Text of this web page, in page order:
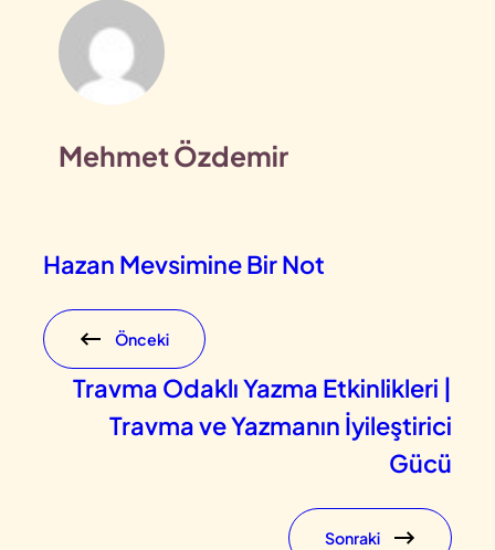
Mehmet Özdemir
Hazan Mevsimine Bir Not
Önceki
Travma Odaklı Yazma Etkinlikleri |
Travma ve Yazmanın İyileştirici
Gücü
Sonraki